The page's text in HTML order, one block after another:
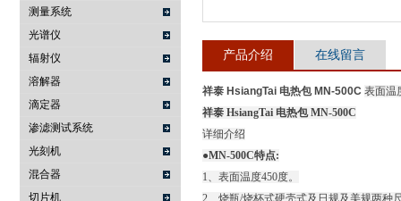
测量系统
光谱仪
辐射仪
溶解器
滴定器
渗滤测试系统
光刻机
混合器
切片机
产品介绍 在线留言
祥泰 HsiangTai 电热包 MN-500C 表面温
祥泰 HsiangTai 电热包 MN-500C
详细介绍
●MN-500C特点:
1、表面温度450度。
2、烧瓶/烧杯式硬壳式及日规及美规两种